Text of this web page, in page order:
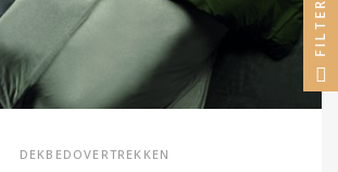
DEKBEDOVERTREKKEN
FILTER